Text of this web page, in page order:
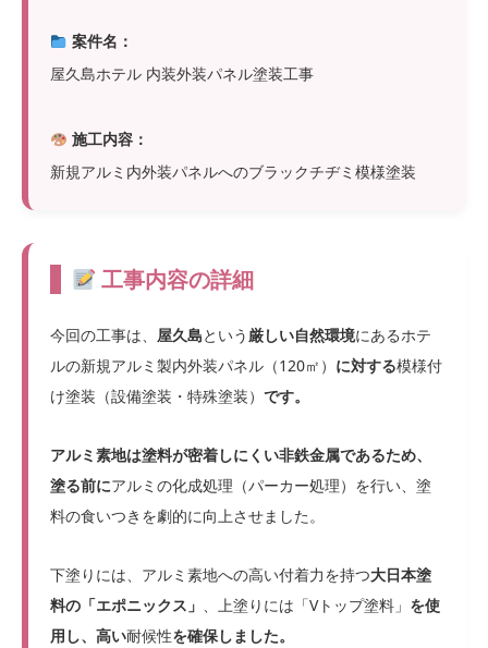
案件名：
屋久島ホテル 内装外装パネル塗装工事
施工内容：
新規アルミ内外装パネルへのブラックチヂミ模様塗装
工事内容の詳細
今回の工事は、 屋久島という 厳しい自然環境にあるホテ
ルの新規アルミ製内外装パネル（120㎡） に対する模様付
け塗装（設備塗装・特殊塗装） です。
アルミ素地は塗料が密着しにくい非鉄金属であるため、
塗る前にアルミの化成処理（パーカー処理）を行い、塗
料の食いつきを劇的に向上させました。
下塗りには、アルミ素地への高い付着力を持つ大日本塗
料の「エポニックス」 、上塗りには「Vトップ塗料」 を使
用し、高い耐候性を確保しました。